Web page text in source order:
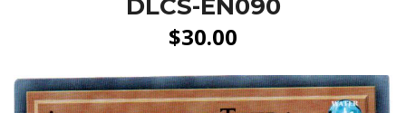
DLCS-EN090
$30.00